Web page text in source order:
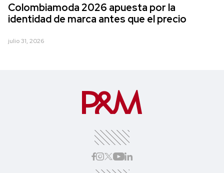
Colombiamoda 2026 apuesta por la
identidad de marca antes que el precio
julio 31, 2026